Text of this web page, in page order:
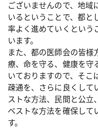
ございませんので、地域
いるということで、都と
率よく進めていくという
います。
また、都の医師会の皆様
療、命を守る、健康を守
いておりますので、そこ
疎通を、さらに良くして
ストな方法、民間と公立
ベストな方法を確保して
す。